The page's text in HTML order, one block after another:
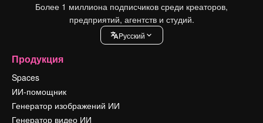
Более 1 миллиона подписчиков среди креаторов,
предприятий, агентств и студий.
Pусский
Продукция
Spaces
ИИ-помощник
Генератор изображений ИИ
Генератор видео ИИ